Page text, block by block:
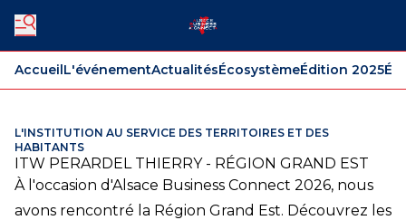
AccueilL'événementActualitésÉcosystèmeÉdition 2025
L'INSTITUTION AU SERVICE DES TERRITOIRES ET DES
HABITANTS
ITW PERARDEL THIERRY - RÉGION GRAND EST
À l'occasion d'Alsace Business Connect 2026, nous
avons rencontré la Région Grand Est. Découvrez les